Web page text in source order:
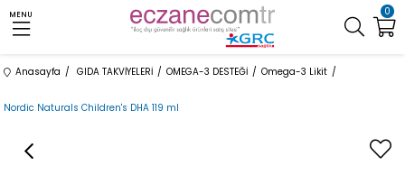
0
MENU
Anasayfa GIDA TAKVİYELERİ OMEGA-3 DESTEĞİ Omega-3 Likit
Nordic Naturals Children's DHA 119 ml